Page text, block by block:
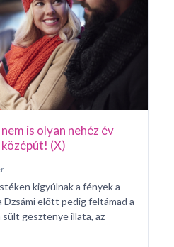
is olyan nehéz év
(X)
kigyúlnak a fények a
Dzsámi előtt pedig feltámad a
gesztenye illata, az